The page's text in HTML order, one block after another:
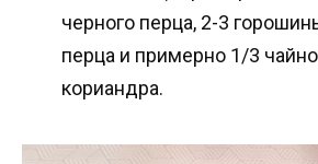
черного перца, 2-3
перца и примерно 1/3
кориандра.